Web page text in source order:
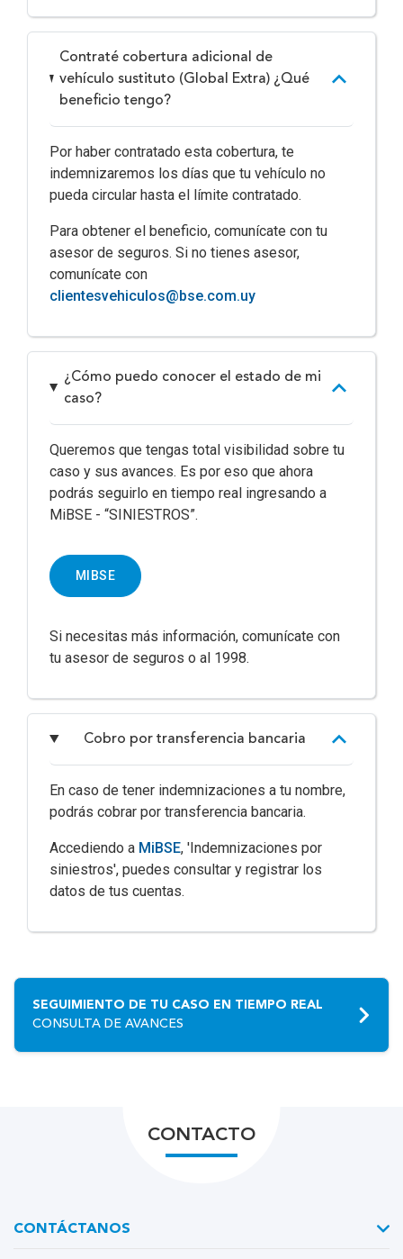
Contraté cobertura adicional de
vehículo sustituto (Global Extra) ¿Qué
beneficio tengo?
Por haber contratado esta cobertura, te
indemnizaremos los días que tu vehículo no
pueda circular hasta el límite contratado.
Para obtener el beneficio, comunícate con tu
asesor de seguros. Si no tienes asesor,
comunícate con
clientesvehiculos@bse.com.uy
¿Cómo puedo conocer el estado de mi
caso?
Queremos que tengas total visibilidad sobre tu
caso y sus avances. Es por eso que ahora
podrás seguirlo en tiempo real ingresando a
MiBSE - “SINIESTROS”.
MIBSE
Si necesitas más información, comunícate con
tu asesor de seguros o al 1998.
Cobro por transferencia bancaria
En caso de tener indemnizaciones a tu nombre,
podrás cobrar por transferencia bancaria.
Accediendo a MiBSE, 'Indemnizaciones por
siniestros', puedes consultar y registrar los
datos de tus cuentas.
SEGUIMIENTO DE TU CASO EN TIEMPO REAL
CONSULTA DE AVANCES
CONTACTO
CONTÁCTANOS